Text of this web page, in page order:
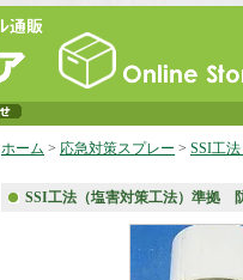
ホーム > 応急対策スプレー > SSI工
SSI工法（塩害対策工法）準拠